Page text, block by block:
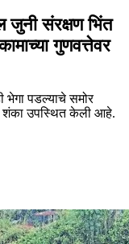
जुनी संरक्षण भिंत
गुणवत्तेवर
भेगा पडल्याचे समोर
शंका उपस्थित केली आहे.